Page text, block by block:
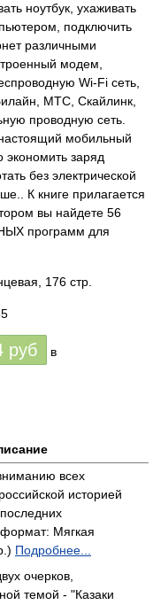
ноутбук, ухаживать
подключить
различными
модем,
Wi-Fi сеть,
МТС, Скайлинк,
проводную сеть.
мобильный
заряд
без электрической
К книге прилагается
вы найдете 56
программ для
176 стр.
руб в
всех
историей
Мягкая
Подробнее...
очерков,
темой - "Казаки